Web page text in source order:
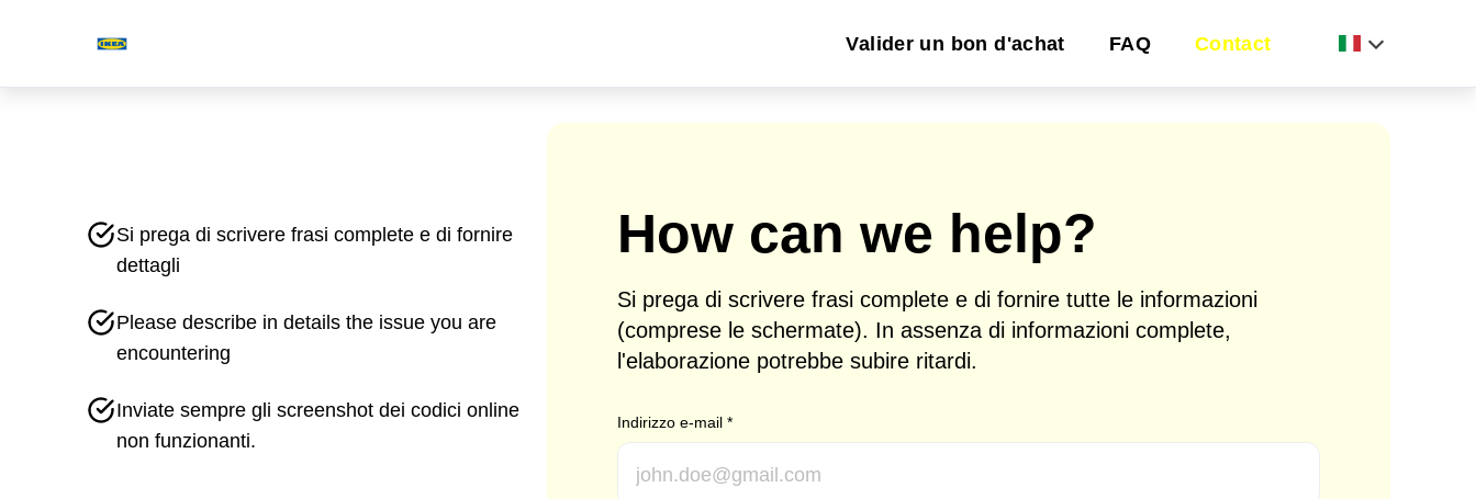
Valider un bon d'achat FAQ Contact
Si prega di scrivere frasi complete e di fornire
dettagli
Please describe in details the issue you are
encountering
Inviate sempre gli screenshot dei codici online
non funzionanti.
How can we help?
Si prega di scrivere frasi complete e di fornire tutte le informazioni
(comprese le schermate). In assenza di informazioni complete,
l'elaborazione potrebbe subire ritardi.
Indirizzo e-mail *